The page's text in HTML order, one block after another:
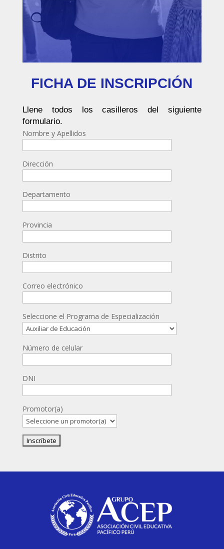
FICHA DE INSCRIPCIÓN
Llene todos los casilleros del siguiente
formulario.
Nombre y Apellidos
Dirección
Departamento
Provincia
Distrito
Correo electrónico
Seleccione el Programa de Especialización
Número de celular
DNI
Promotor(a)